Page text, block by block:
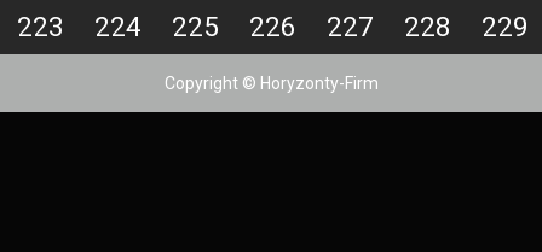
223 224 225 226 227 228 229
Copyright © Horyzonty-Firm